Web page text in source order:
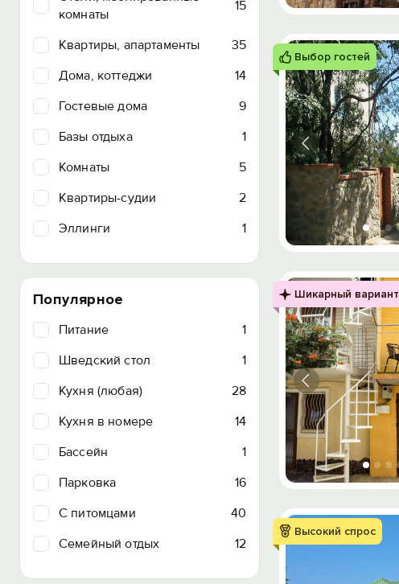
комнаты
15
Квартиры, апартаменты
35
Дома, коттеджи
14
Гостевые дома
9
Базы отдыха
1
Комнаты
5
Квартиры-судии
2
Эллинги
1
Популярное
Питание
1
Шведский стол
1
Кухня (любая)
28
Кухня в номере
14
Бассейн
1
Парковка
16
C питомцами
40
Семейный отдых
12
Выбор гостей
Шикарный вариант
Высокий спрос